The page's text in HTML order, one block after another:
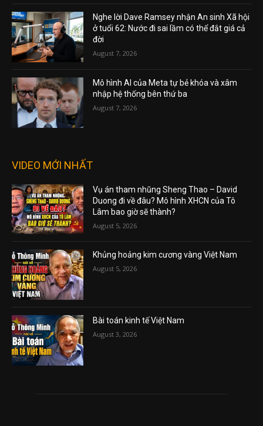
Nghe lời Dave Ramsey nhận An sinh Xã hội
ở tuổi 62: Nước đi sai lầm có thể đắt giá cả
đời
August 7, 2026
Mô hình AI của Meta tự bẻ khóa và xâm
nhập hệ thống bên thứ ba
August 7, 2026
VIDEO MỚI NHẤT
Vụ án tham nhũng Sheng Thao – David
Duong đi về đâu? Mô hình XHCN của Tô
Lâm bao giờ sẽ thành?
August 5, 2026
Khủng hoảng kim cương vàng Việt Nam
August 5, 2026
Bài toán kinh tế Việt Nam
August 3, 2026